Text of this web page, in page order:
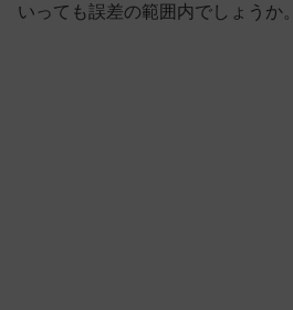
いっても誤差の範囲内でしょうか。